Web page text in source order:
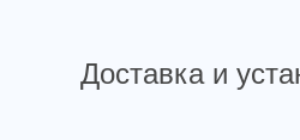
Доставка и